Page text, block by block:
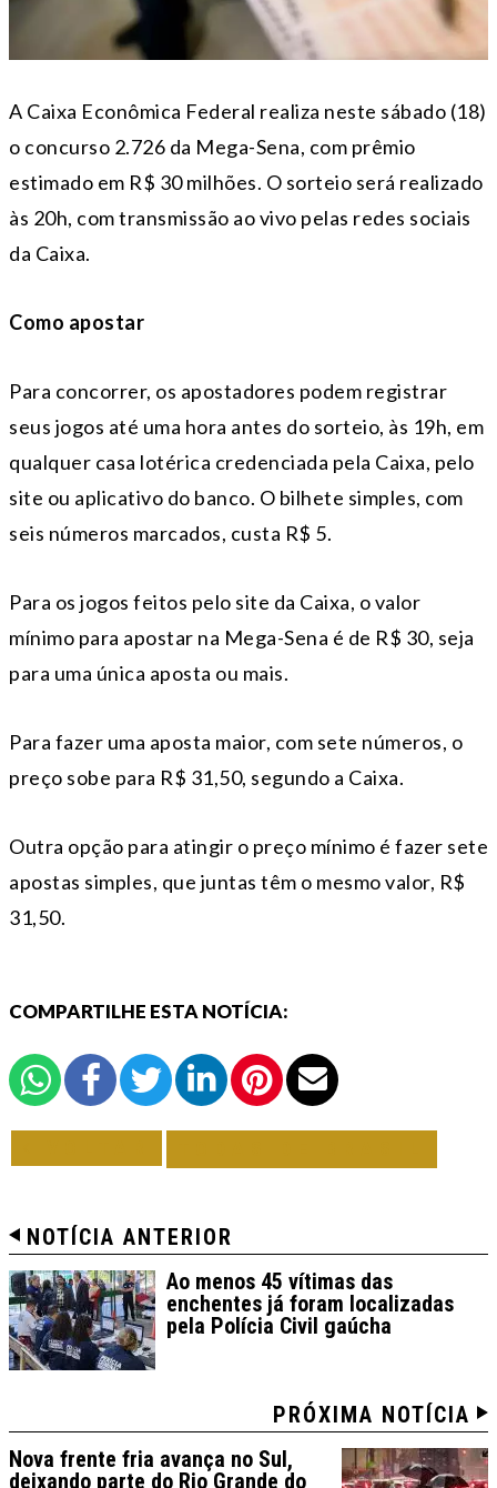
A Caixa Econômica Federal realiza neste sábado (18)
o concurso 2.726 da Mega-Sena, com prêmio
estimado em R$ 30 milhões. O sorteio será realizado
às 20h, com transmissão ao vivo pelas redes sociais
da Caixa.
Como apostar
Para concorrer, os apostadores podem registrar
seus jogos até uma hora antes do sorteio, às 19h, em
qualquer casa lotérica credenciada pela Caixa, pelo
site ou aplicativo do banco. O bilhete simples, com
seis números marcados, custa R$ 5.
Para os jogos feitos pelo site da Caixa, o valor
mínimo para apostar na Mega-Sena é de R$ 30, seja
para uma única aposta ou mais.
Para fazer uma aposta maior, com sete números, o
preço sobe para R$ 31,50, segundo a Caixa.
Outra opção para atingir o preço mínimo é fazer sete
apostas simples, que juntas têm o mesmo valor, R$
31,50.
COMPARTILHE ESTA NOTÍCIA:
NOTÍCIA ANTERIOR
Ao menos 45 vítimas das
enchentes já foram localizadas
pela Polícia Civil gaúcha
PRÓXIMA NOTÍCIA
Nova frente fria avança no Sul,
deixando parte do Rio Grande do